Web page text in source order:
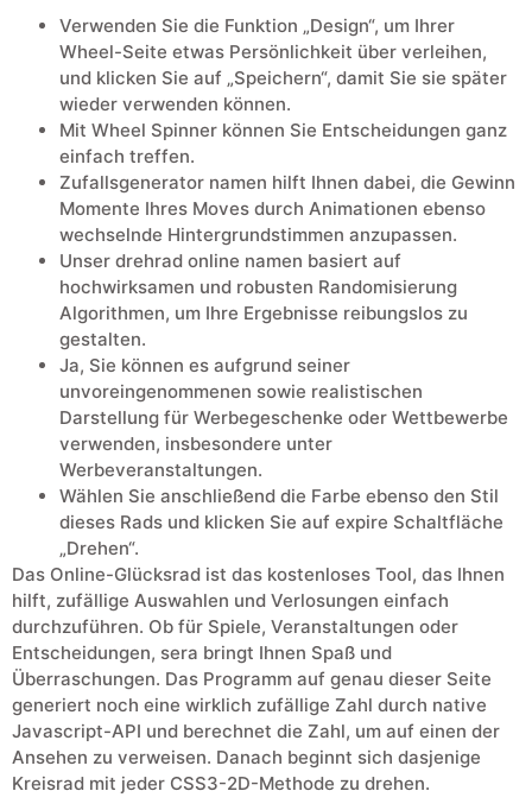
Verwenden Sie die Funktion „Design“, um Ihrer
Wheel-Seite etwas Persönlichkeit über verleihen,
und klicken Sie auf „Speichern“, damit Sie sie später
wieder verwenden können.
Mit Wheel Spinner können Sie Entscheidungen ganz
einfach treffen.
Zufallsgenerator namen hilft Ihnen dabei, die Gewinn
Momente Ihres Moves durch Animationen ebenso
wechselnde Hintergrundstimmen anzupassen.
Unser drehrad online namen basiert auf
hochwirksamen und robusten Randomisierung
Algorithmen, um Ihre Ergebnisse reibungslos zu
gestalten.
Ja, Sie können es aufgrund seiner
unvoreingenommenen sowie realistischen
Darstellung für Werbegeschenke oder Wettbewerbe
verwenden, insbesondere unter
Werbeveranstaltungen.
Wählen Sie anschließend die Farbe ebenso den Stil
dieses Rads und klicken Sie auf expire Schaltfläche
„Drehen“.
Das Online-Glücksrad ist das kostenloses Tool, das Ihnen
hilft, zufällige Auswahlen und Verlosungen einfach
durchzuführen. Ob für Spiele, Veranstaltungen oder
Entscheidungen, sera bringt Ihnen Spaß und
Überraschungen. Das Programm auf genau dieser Seite
generiert noch eine wirklich zufällige Zahl durch native
Javascript-API und berechnet die Zahl, um auf einen der
Ansehen zu verweisen. Danach beginnt sich dasjenige
Kreisrad mit jeder CSS3-2D-Methode zu drehen.